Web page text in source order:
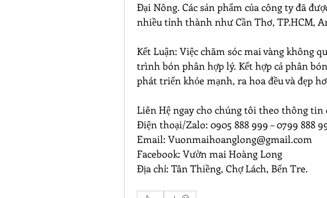
Đại Nông. Các sản phẩm của công ty đã
nhiều tỉnh thành như Cần Thơ, TP.HCM,
Kết Luận: Việc chăm sóc mai vàng không
trình bón phân hợp lý. Kết hợp cả phân
phát triển khỏe mạnh, ra hoa đều và đẹp
Liên Hệ ngay cho chúng tôi theo thông tin
Điện thoại/Zalo: 0905 888 999 – 0799 888
Email: Vuonmaihoanglong@gmail.com
Facebook: Vườn mai Hoàng Long
Địa chỉ: Tân Thiềng, Chợ Lách, Bến Tre.